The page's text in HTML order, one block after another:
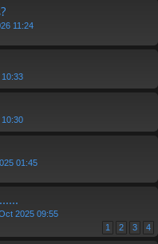
11:24
10:33
10:30
01:45
2025 09:55
1 2 3 4